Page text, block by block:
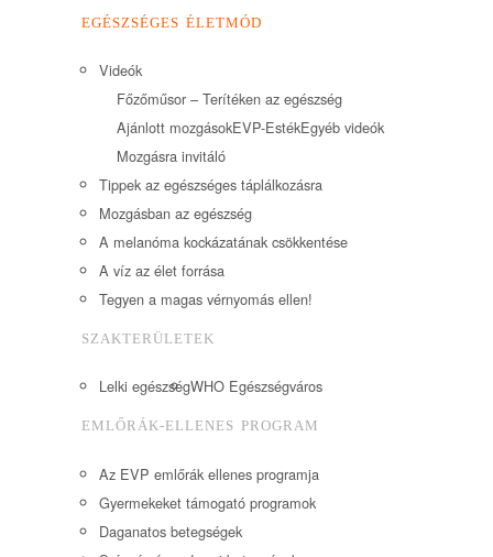
EGÉSZSÉGES ÉLETMÓD
Videók
Főzőműsor – Terítéken az egészség
Ajánlott mozgásokEVP-EstékEgyéb videók
Mozgásra invitáló
Tippek az egészséges táplálkozásra
Mozgásban az egészség
A melanóma kockázatának csökkentése
A víz az élet forrása
Tegyen a magas vérnyomás ellen!
SZAKTERÜLETEK
Lelki egészségWHO Egészségváros
EMLŐRÁK-ELLENES PROGRAM
Az EVP emlőrák ellenes programja
Gyermekeket támogató programok
Daganatos betegségek